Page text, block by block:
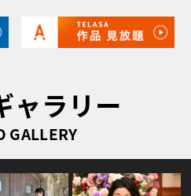
ャラリー
GALLERY